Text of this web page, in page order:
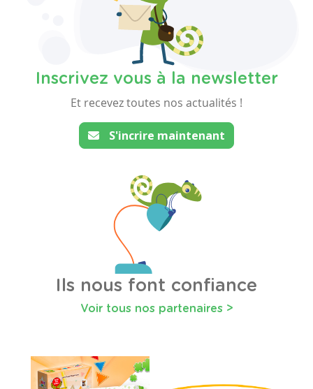
Inscrivez vous à la newsletter
Et recevez toutes nos actualités !
S'incrire maintenant
Ils nous font confiance
Voir tous nos partenaires >